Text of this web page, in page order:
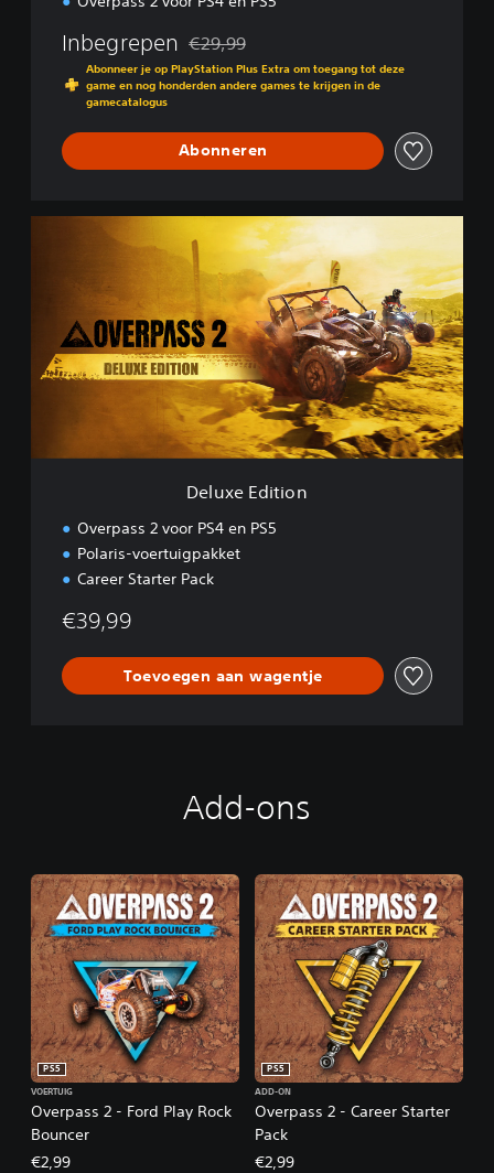
Inbegrepen Korting ten opzichte van de
€29,99
Abonneer je op PlayStation Plus Extra om toegang tot deze
game en nog honderden andere games te krijgen in de
gamecatalogus
Abonneren
o
Deluxe Edition
Overpass 2 voor PS4 en PS5
Polaris-voertuigpakket
Career Starter Pack
€39,99
Toevoegen aan wagentje
Add-ons
Overpass 2 - Ford Play Rock
Bouncer
PS5
VOERTUIG
€2,99
Overpass 2 - Career Starter
Pack
PS5
ADD-ON
€2,99